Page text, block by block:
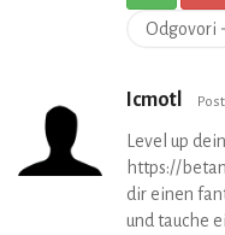
Odgovori
Icmotl
Level up
https://
dir einen
und tauche